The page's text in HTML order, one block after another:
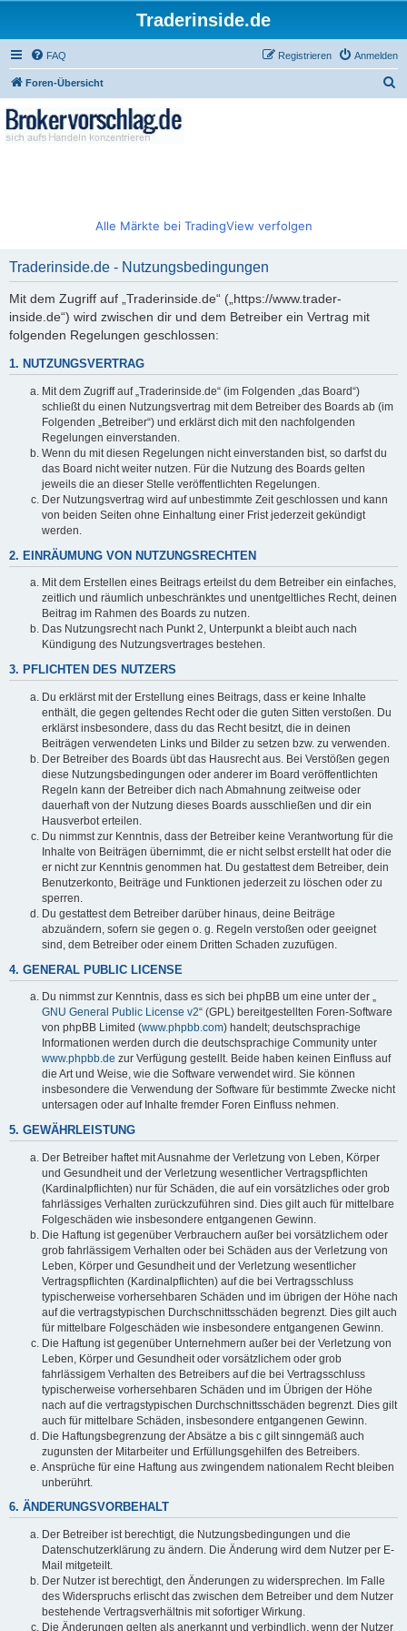
Traderinside.de
FAQ Anmelden
Registrieren
Foren-Übersicht
Alle Märkte bei TradingView verfolgen
Traderinside.de - Nutzungsbedingungen
Mit dem Zugriff auf „Traderinside.de“ („https://www.trader-
inside.de“) wird zwischen dir und dem Betreiber ein Vertrag mit
folgenden Regelungen geschlossen:
1. NUTZUNGSVERTRAG
Mit dem Zugriff auf „Traderinside.de“ (im Folgenden „das Board“)
schließt du einen Nutzungsvertrag mit dem Betreiber des Boards ab (im
Folgenden „Betreiber“) und erklärst dich mit den nachfolgenden
Regelungen einverstanden.
Wenn du mit diesen Regelungen nicht einverstanden bist, so darfst du
das Board nicht weiter nutzen. Für die Nutzung des Boards gelten
jeweils die an dieser Stelle veröffentlichten Regelungen.
Der Nutzungsvertrag wird auf unbestimmte Zeit geschlossen und kann
von beiden Seiten ohne Einhaltung einer Frist jederzeit gekündigt
werden.
2. EINRÄUMUNG VON NUTZUNGSRECHTEN
Mit dem Erstellen eines Beitrags erteilst du dem Betreiber ein einfaches,
zeitlich und räumlich unbeschränktes und unentgeltliches Recht, deinen
Beitrag im Rahmen des Boards zu nutzen.
Das Nutzungsrecht nach Punkt 2, Unterpunkt a bleibt auch nach
Kündigung des Nutzungsvertrages bestehen.
3. PFLICHTEN DES NUTZERS
Du erklärst mit der Erstellung eines Beitrags, dass er keine Inhalte
enthält, die gegen geltendes Recht oder die guten Sitten verstoßen. Du
erklärst insbesondere, dass du das Recht besitzt, die in deinen
Beiträgen verwendeten Links und Bilder zu setzen bzw. zu verwenden.
Der Betreiber des Boards übt das Hausrecht aus. Bei Verstößen gegen
diese Nutzungsbedingungen oder anderer im Board veröffentlichten
Regeln kann der Betreiber dich nach Abmahnung zeitweise oder
dauerhaft von der Nutzung dieses Boards ausschließen und dir ein
Hausverbot erteilen.
Du nimmst zur Kenntnis, dass der Betreiber keine Verantwortung für die
Inhalte von Beiträgen übernimmt, die er nicht selbst erstellt hat oder die
er nicht zur Kenntnis genommen hat. Du gestattest dem Betreiber, dein
Benutzerkonto, Beiträge und Funktionen jederzeit zu löschen oder zu
sperren.
Du gestattest dem Betreiber darüber hinaus, deine Beiträge
abzuändern, sofern sie gegen o. g. Regeln verstoßen oder geeignet
sind, dem Betreiber oder einem Dritten Schaden zuzufügen.
4. GENERAL PUBLIC LICENSE
Du nimmst zur Kenntnis, dass es sich bei phpBB um eine unter der „
GNU General Public License v2“ (GPL) bereitgestellten Foren-Software
von phpBB Limited (www.phpbb.com) handelt; deutschsprachige
Informationen werden durch die deutschsprachige Community unter
www.phpbb.de zur Verfügung gestellt. Beide haben keinen Einfluss auf
die Art und Weise, wie die Software verwendet wird. Sie können
insbesondere die Verwendung der Software für bestimmte Zwecke nicht
untersagen oder auf Inhalte fremder Foren Einfluss nehmen.
5. GEWÄHRLEISTUNG
Der Betreiber haftet mit Ausnahme der Verletzung von Leben, Körper
und Gesundheit und der Verletzung wesentlicher Vertragspflichten
(Kardinalpflichten) nur für Schäden, die auf ein vorsätzliches oder grob
fahrlässiges Verhalten zurückzuführen sind. Dies gilt auch für mittelbare
Folgeschäden wie insbesondere entgangenen Gewinn.
Die Haftung ist gegenüber Verbrauchern außer bei vorsätzlichem oder
grob fahrlässigem Verhalten oder bei Schäden aus der Verletzung von
Leben, Körper und Gesundheit und der Verletzung wesentlicher
Vertragspflichten (Kardinalpflichten) auf die bei Vertragsschluss
typischerweise vorhersehbaren Schäden und im übrigen der Höhe nach
auf die vertragstypischen Durchschnittsschäden begrenzt. Dies gilt auch
für mittelbare Folgeschäden wie insbesondere entgangenen Gewinn.
Die Haftung ist gegenüber Unternehmern außer bei der Verletzung von
Leben, Körper und Gesundheit oder vorsätzlichem oder grob
fahrlässigem Verhalten des Betreibers auf die bei Vertragsschluss
typischerweise vorhersehbaren Schäden und im Übrigen der Höhe
nach auf die vertragstypischen Durchschnittsschäden begrenzt. Dies gilt
auch für mittelbare Schäden, insbesondere entgangenen Gewinn.
Die Haftungsbegrenzung der Absätze a bis c gilt sinngemäß auch
zugunsten der Mitarbeiter und Erfüllungsgehilfen des Betreibers.
Ansprüche für eine Haftung aus zwingendem nationalem Recht bleiben
unberührt.
6. ÄNDERUNGSVORBEHALT
Der Betreiber ist berechtigt, die Nutzungsbedingungen und die
Datenschutzerklärung zu ändern. Die Änderung wird dem Nutzer per E-
Mail mitgeteilt.
Der Nutzer ist berechtigt, den Änderungen zu widersprechen. Im Falle
des Widerspruchs erlischt das zwischen dem Betreiber und dem Nutzer
bestehende Vertragsverhältnis mit sofortiger Wirkung.
Die Änderungen gelten als anerkannt und verbindlich, wenn der Nutzer